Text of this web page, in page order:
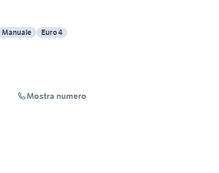
Manuale Euro 4
Mostra numero